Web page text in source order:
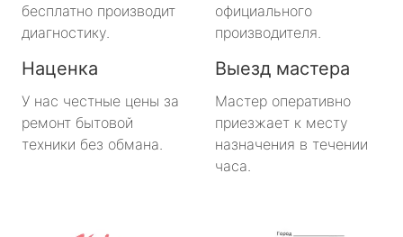
бесплатно производит
диагностику.
официального
производителя.
Наценка
У нас честные цены за
ремонт бытовой
техники без обмана.
Выезд мастера
Мастер оперативно
приезжает к месту
назначения в течении
часа.